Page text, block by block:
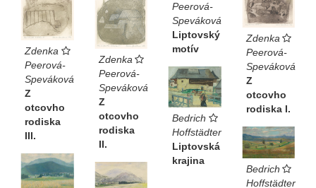
Peerová-
Speváková
Liptovský
motív
Zdenka
Peerová-
Speváková
Z
otcovho
rodiska I.
Zdenka
Peerová-
Speváková
Z
otcovho
rodiska
II.
Zdenka
Peerová-
Speváková
Z
otcovho
rodiska
III.
Bedrich
Hoffstädter
Liptovská
krajina
Bedrich
Hoffstädter